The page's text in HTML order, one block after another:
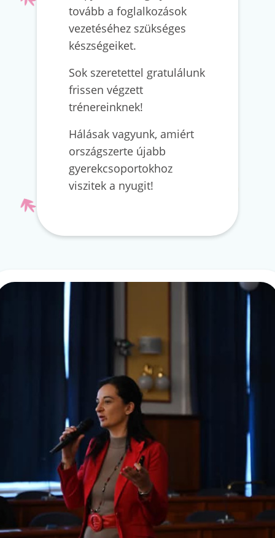
tovább a foglalkozások
vezetéséhez szükséges
készségeiket.
Sok szeretettel gratulálunk
frissen végzett
trénereinknek!
Hálásak vagyunk, amiért
országszerte újabb
gyerekcsoportokhoz
viszitek a nyugit!